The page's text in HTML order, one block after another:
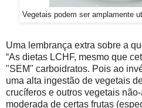
Vegetais podem ser amplamente
Uma lembrança extra sobre a
“As dietas LCHF, mesmo que
"SEM" carboidratos. Pois ao
uma alta ingestão de vegetais
crucíferos e outros vegetais
moderada de certas frutas